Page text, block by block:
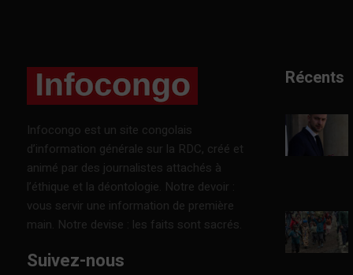
Infocongo est un site congolais
d’information générale sur la RDC, créé et
animé par des journalistes attachés à
l’éthique et la déontologie. Notre devoir :
vous servir une information de première
main. Notre devise : les faits sont sacrés.
Suivez-nous
Récents